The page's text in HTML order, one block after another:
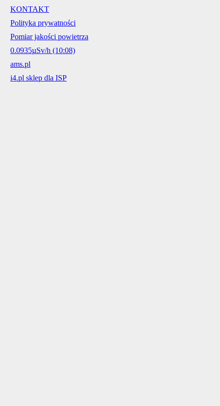
KONTAKT
Polityka prywatności
Pomiar jakości powietrza
0.0935µSv/h (10:08)
ams.pl
i4.pl sklep dla ISP